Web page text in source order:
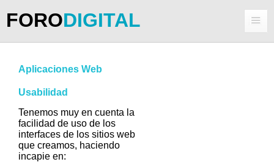
FORODIGITAL
Aplicaciones Web
Usabilidad
Tenemos muy en cuenta la
facilidad de uso de los
interfaces de los sitios web
que creamos, haciendo
incapie en: